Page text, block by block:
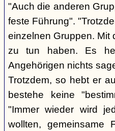
"Auch die anderen
feste Führung".
einzelnen Gruppen. Mit
zu tun haben. Es
Angehörigen nichts
Trotzdem, so hebt er
bestehe keine
"Immer wieder wird
wollten, gemeinsame